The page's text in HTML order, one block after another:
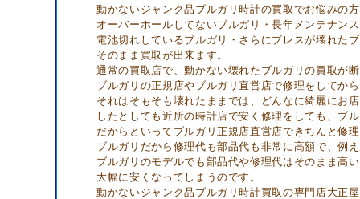
動かないジャンク品ブルガリ時計の買取でお悩みの
オーバーホールしてないブルガリ・長年メンテナ
電池切れしているブルガリ・さらにブレスが壊れた
そのまま買取が出来ます。
通常の買取店で、動かない壊れたブルガリの買取が
ブルガリの正規店やブルガリ直営店で修理をしてか
それはそもそも壊れたままでは、どんなに綺麗にお
したとしても近所の時計店で安く修理をしても、ブ
だからといってブルガリ正規店直営店できちんと修
ブルガリだから修理代も部品代も非常に高額で、例
ブルガリのモデルでも部品代や修理代はそのまま高
大幅に安くなってしまうのです。
動かないジャンク品ブルガリ時計買取の専門店大正